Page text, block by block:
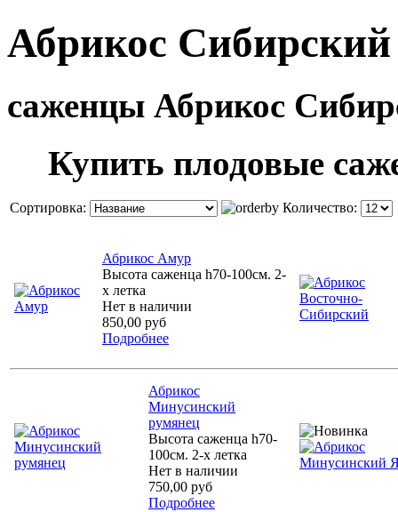
Абрикос Сибирский
саженцы Абрикос
Купить плодовые
Сортировка: Количество:
Абрикос Амур
Высота саженца h70-100см. 2-
х летка
Нет в наличии
850,00 руб
Подробнее
Абрикос
Минусинский
румянец
Высота саженца h70-
100см. 2-х летка
Нет в наличии
750,00 руб
Подробнее